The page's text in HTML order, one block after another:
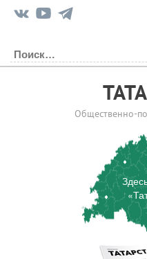
Общественно-